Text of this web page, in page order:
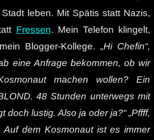
leben. Mit Spätis statt Nazis,
Fressen. Mein Telefon klingelt,
Blogger-Kollege. „Hi Chefin“,
eine Anfrage bekommen, ob wir
machen wollen? Ein
48 Stunden unterwegs mit
doch lustig. Also ja oder ja?“ „Pffff,
Auf dem Kosmonaut ist es immer